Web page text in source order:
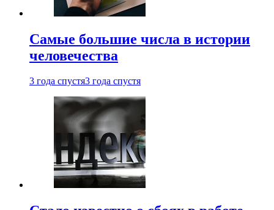
Самые большие числа в истории
человечества
3 года спустя3 года спустя